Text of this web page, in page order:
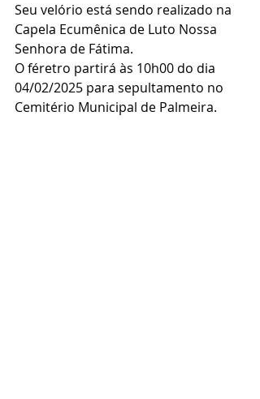
Seu velório está sendo realizado na
Capela Ecumênica de Luto Nossa
Senhora de Fátima.
O féretro partirá às 10h00 do dia
04/02/2025 para sepultamento no
Cemitério Municipal de Palmeira.